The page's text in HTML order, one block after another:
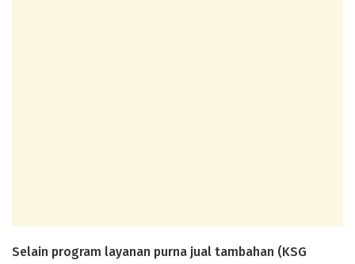
Selain program layanan purna jual tambahan (KSG